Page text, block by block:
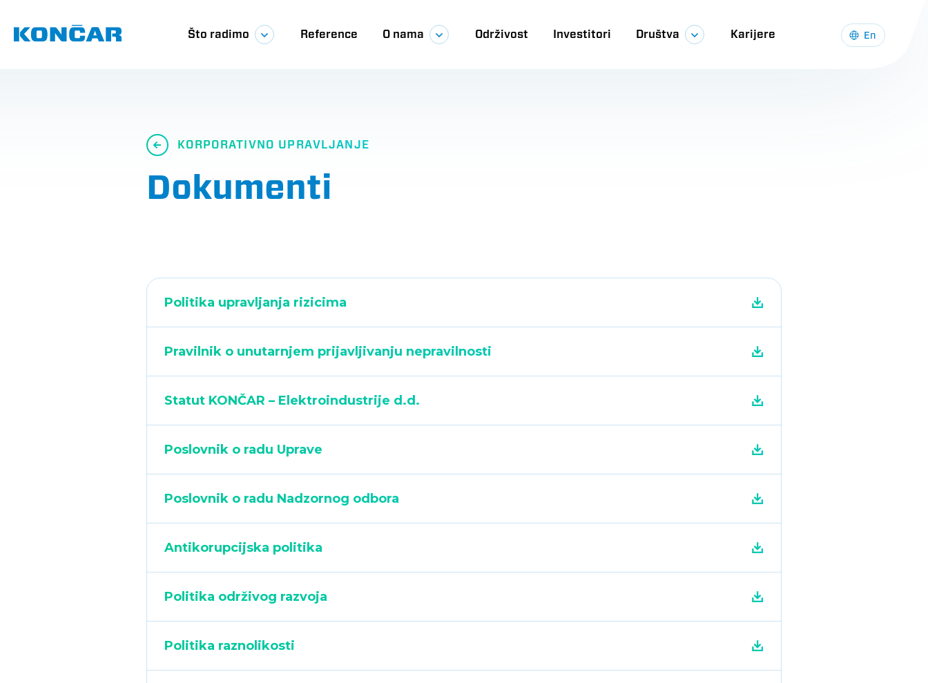
glavni
sadržaj
Glavna
Što radimo Reference O nama Održivost Investitori Društva Karijere En
KORPORATIVNO UPRAVLJANJE
Dokumenti
Politika upravljanja rizicima
Pravilnik o unutarnjem prijavljivanju nepravilnosti
Statut KONČAR – Elektroindustrije d.d.
Poslovnik o radu Uprave
Poslovnik o radu Nadzornog odbora
Antikorupcijska politika
Politika održivog razvoja
Politika raznolikosti